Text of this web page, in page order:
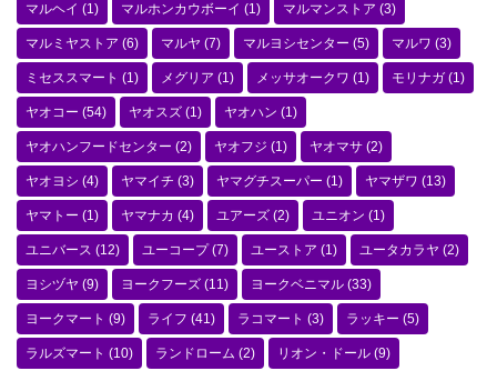
マルヘイ (1) マルホンカウボーイ (1) マルマンストア (3)
マルミヤストア (6) マルヤ (7) マルヨシセンター (5) マルワ (3)
ミセススマート (1) メグリア (1) メッサオークワ (1) モリナガ (1)
ヤオコー (54) ヤオスズ (1) ヤオハン (1)
ヤオハンフードセンター (2) ヤオフジ (1) ヤオマサ (2)
ヤオヨシ (4) ヤマイチ (3) ヤマグチスーパー (1) ヤマザワ (13)
ヤマトー (1) ヤマナカ (4) ユアーズ (2) ユニオン (1)
ユニバース (12) ユーコープ(7) ユーストア (1) ユータカラヤ (2)
ヨシヅヤ (9) ヨークフーズ (11) ヨークベニマル (33)
ヨークマート (9) ライフ (41) ラコマート (3) ラッキー (5)
ラルズマート (10) ランドローム (2) リオン・ドール (9)